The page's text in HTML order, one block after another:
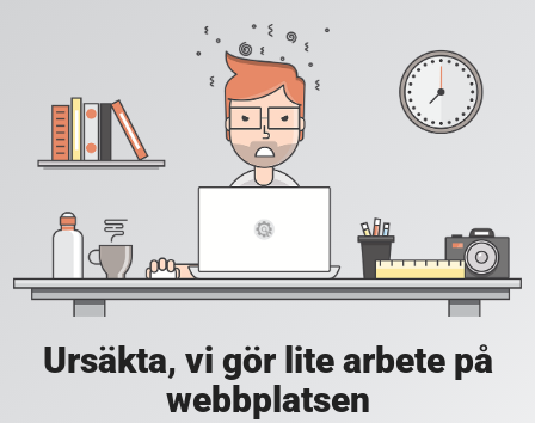
Ursäkta, vi gör lite arbete på
webbplatsen